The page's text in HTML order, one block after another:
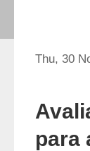
Thu, 30
para